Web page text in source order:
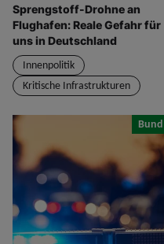
Sprengstoff-Drohne an
Flughafen: Reale Gefahr für
uns in Deutschland
Innenpolitik
Kritische Infrastrukturen
Bund